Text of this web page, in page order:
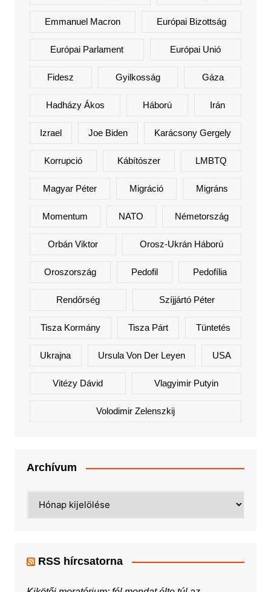
Emmanuel Macron Európai Bizottság
Európai Parlament Európai Unió
Fidesz Gyilkosság Gáza
Hadházy Ákos Háború Irán
Izrael Joe Biden Karácsony Gergely
Korrupció Kábítószer LMBTQ
Magyar Péter Migráció Migráns
Momentum NATO Németország
Orbán Viktor Orosz-Ukrán Háború
Oroszország Pedofil Pedofília
Rendőrség Szíjjártó Péter
Tisza Kormány Tisza Párt Tüntetés
Ukrajna Ursula Von Der Leyen USA
Vitézy Dávid Vlagyimir Putyin
Volodimir Zelenszkij
Archívum
RSS hírcsatorna